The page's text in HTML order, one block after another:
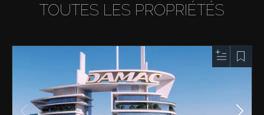
TOUTES LES PROPRIÉTÉS